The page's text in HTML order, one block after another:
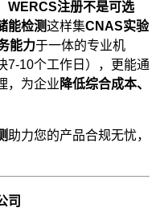
WERCS注册不是可选
能检测这样集CNAS实验
能力于一体的专业机
7-10个工作日），更能通
，为企业 降低综合成本、
助力您的产品合规无忧，
司